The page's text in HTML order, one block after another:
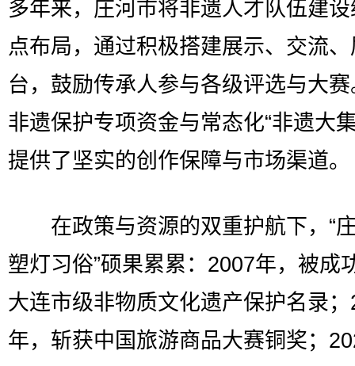
多年来，庄河市将非遗人才队伍建
点布局，通过积极搭建展示、交流
台，鼓励传承人参与各级评选与大
非遗保护专项资金与常态化“非遗大
提供了坚实的创作保障与市场渠道。
在政策与资源的双重护航下，“
塑灯习俗”硕果累累：2007年，被成
大连市级非物质文化遗产保护名录
年，斩获中国旅游商品大赛铜奖；